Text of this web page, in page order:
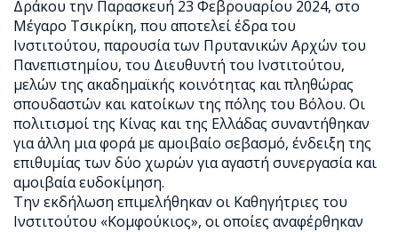
Δράκου την Παρασκευή 23 Φεβρουαρίου 2024, στο
Μέγαρο Τσικρίκη, που αποτελεί έδρα του
Ινστιτούτου, παρουσία των Πρυτανικών Αρχών του
Πανεπιστημίου, του Διευθυντή του Ινστιτούτου,
μελών της ακαδημαϊκής κοινότητας και πληθώρας
σπουδαστών και κατοίκων της πόλης του Βόλου. Οι
πολιτισμοί της Κίνας και της Ελλάδας συναντήθηκαν
για άλλη μια φορά με αμοιβαίο σεβασμό, ένδειξη της
επιθυμίας των δύο χωρών για αγαστή συνεργασία και
αμοιβαία ευδοκίμηση.
Την εκδήλωση επιμελήθηκαν οι Καθηγήτριες του
Ινστιτούτου «Κομφούκιος», οι οποίες αναφέρθηκαν